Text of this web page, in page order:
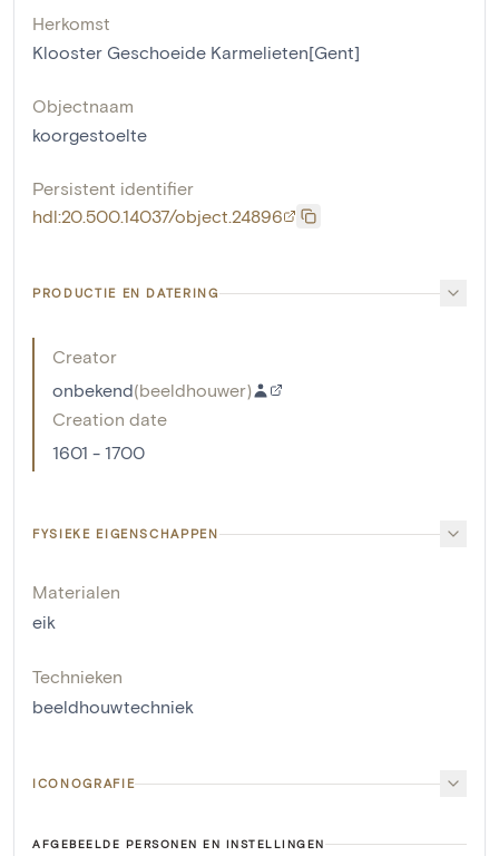
Herkomst
Klooster Geschoeide Karmelieten[Gent]
Objectnaam
koorgestoelte
Persistent identifier
hdl:20.500.14037/object.24896
PRODUCTIE EN DATERING
Creator
onbekend(beeldhouwer)
Creation date
1601 - 1700
FYSIEKE EIGENSCHAPPEN
Materialen
eik
Technieken
beeldhouwtechniek
ICONOGRAFIE
AFGEBEELDE PERSONEN EN INSTELLINGEN